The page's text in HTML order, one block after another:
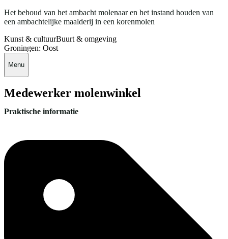
Het behoud van het ambacht molenaar en het instand houden van
een ambachtelijke maalderij in een korenmolen
Kunst & cultuurBuurt & omgeving
Groningen: Oost
Menu
Medewerker molenwinkel
Praktische informatie